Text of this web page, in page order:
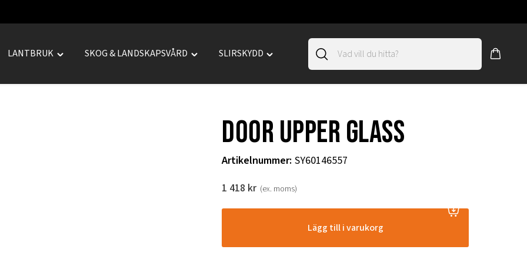
LANTBRUK
Toggle
SKOG & LANDSKAPSVÅRD
Toggle
SLIRSKYDD
Toggle
Door upper glass
Artikelnummer: SY60146557
1 418 kr (ex. moms)
Lägg till i varukorg